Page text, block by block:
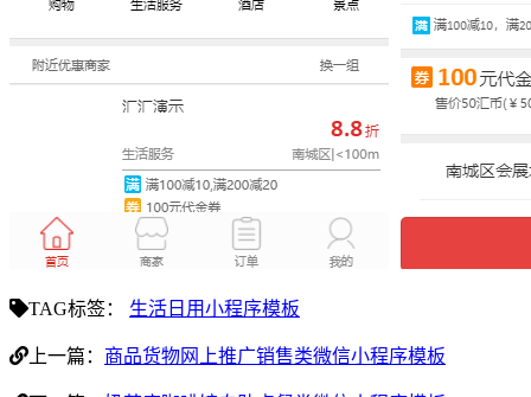
TAG标签： 生活日用小程序模板
上一篇： 商品货物网上推广销售类微信小程序模板